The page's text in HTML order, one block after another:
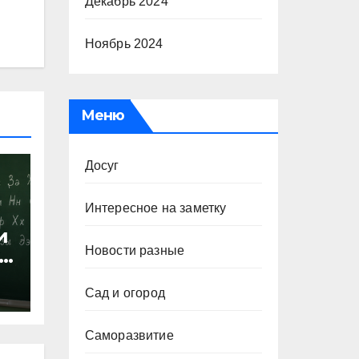
Ноябрь 2024
Меню
Досуг
Интересное на заметку
Новости разные
Сад и огород
Саморазвитие